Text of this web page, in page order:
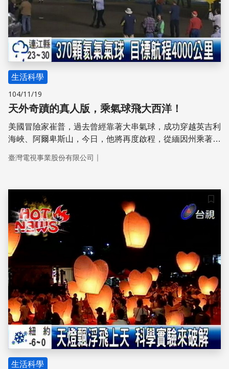
生活科學
104/11/19
天外奇蹟的真人版，乘氣球飛大西洋！
美國冒險家崔普，過去曾經靠著大串氣球，成功穿越英吉利
海峽、阿爾卑斯山，今日，他將再度啟程，從緬因州乘著
西洋！
臺灣電視事業股份有限公司 ｜
儲存
生活科學